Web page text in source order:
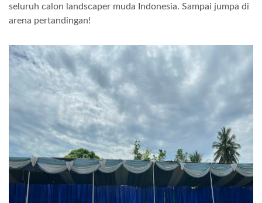
seluruh calon landscaper muda Indonesia. Sampai jumpa di
arena pertandingan!